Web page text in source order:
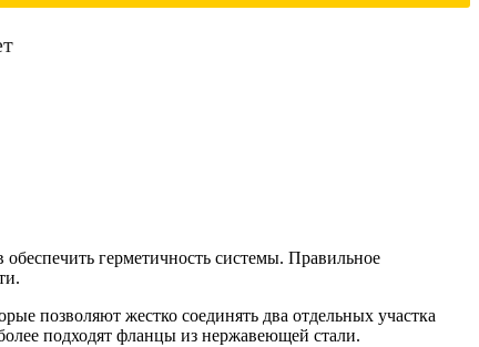
герметичность системы. Правильное
позволяют жестко соединять два отдельных участка
подходят фланцы из нержавеющей стали.